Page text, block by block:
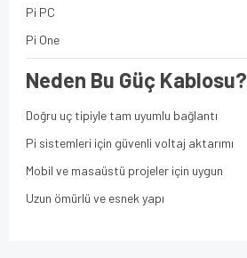
Pi PC
Pi One
Neden Bu Güç Kablosu?
Doğru uç tipiyle tam uyumlu bağlantı
Pi sistemleri için güvenli voltaj aktarımı
Mobil ve masaüstü projeler için uygun
Uzun ömürlü ve esnek yapı